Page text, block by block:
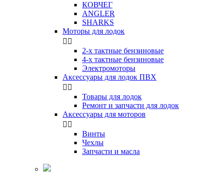
КОВЧЕГ
ANGLER
SHARKS
Моторы для лодок
 
2-х тактные бензиновые
4-х тактные бензиновые
Электромоторы
Аксессуары для лодок ПВХ
 
Товары для лодок
Ремонт и запчасти для лодок
Аксессуары для моторов
 
Винты
Чехлы
Запчасти и масла